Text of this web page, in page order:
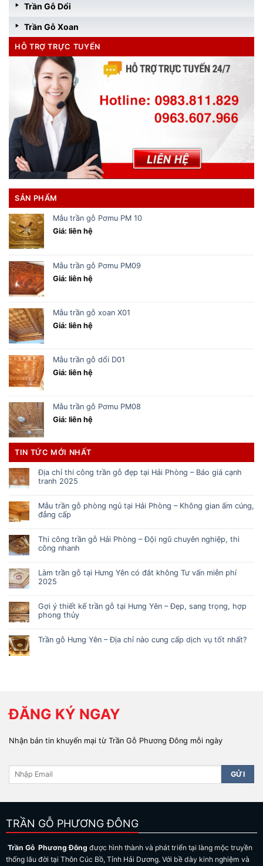
Trần Gỗ Dổi
Trần Gỗ Xoan
HỖ TRỢ TRỰC TUYẾN
SẢN PHẨM
Mẫu trần gỗ Pơmu PM 10
Giá: liên hệ
Mẫu trần gỗ Pơmu PM09
Giá: liên hệ
Mẫu trần gỗ xoan X01
Giá: liên hệ
Mẫu trần gỗ dổi D01
Giá: liên hệ
Mẫu trần gỗ Pơmu PM08
Giá: liên hệ
TIN TỨC MỚI NHẤT
Địa chỉ thi công trần gỗ đẹp tại Hải Phòng – Báo giá cạnh
tranh 2025
Mẫu trần gỗ phòng ngủ tại Hải Phòng – Không gian ấm cúng,
đẳng cấp
Thi công trần gỗ Hải Phòng – Đội ngũ chuyên nghiệp, thi
công nhanh
Làm trần gỗ tại Hưng Yên có đắt không Tư vấn miễn phí
2025
Gợi ý thiết kế trần gỗ tại Hưng Yên – Đẹp, sang trọng, hợp
phong thủy
Trần gỗ Hưng Yên – Địa chỉ nào cung cấp dịch vụ tốt nhất?
ĐĂNG KÝ NGAY
Nhận bản tin khuyến mại từ Trần Gỗ Phương Đông mỗi ngày
TRẦN GỖ PHƯƠNG ĐÔNG
Trần Gỗ Phương Đông được hình thành và phát triển tại làng mộc truyền
thống lâu đời tại Thôn Cúc Bồ, Tỉnh Hải Dương. Với bề dày kinh nghiệm và